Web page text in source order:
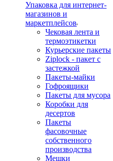
Упаковка для интернет-
магазинов и
маркетплейсов
Чековая лента и
термоэтикетки
Курьерские пакеты
Ziplock - пакет с
застежкой
Пакеты-майки
Гофроящики
Пакеты для мусора
Коробки для
десертов
Пакеты
фасовочные
собственного
производства
Мешки